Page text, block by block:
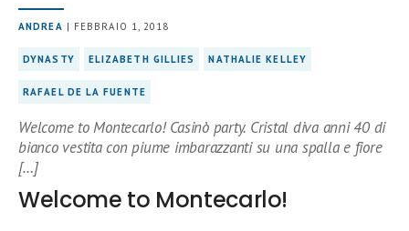
ANDREA | FEBBRAIO 1, 2018
DYNASTY ELIZABETH GILLIES NATHALIE KELLEY
RAFAEL DE LA FUENTE
Welcome to Montecarlo! Casinò party. Cristal diva anni 40 di
bianco vestita con piume imbarazzanti su una spalla e fiore
[…]
Welcome to Montecarlo!